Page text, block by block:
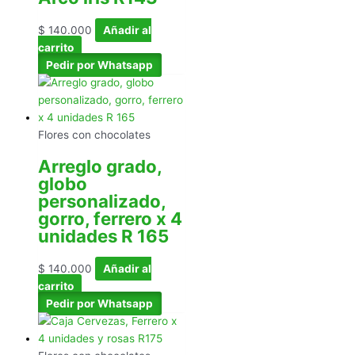
$ 140.000
Añadir al
carrito
Pedir por Whatsapp
Flores con chocolates
Arreglo grado,
globo
personalizado,
gorro, ferrero x 4
unidades R 165
$ 140.000
Añadir al
carrito
Pedir por Whatsapp